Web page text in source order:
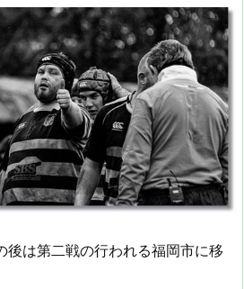
後は第二戦の行われる福岡市に移